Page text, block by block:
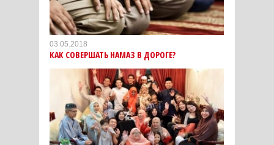
03.05.2018
КАК СОВЕРШАТЬ НАМАЗ В ДОРОГЕ?